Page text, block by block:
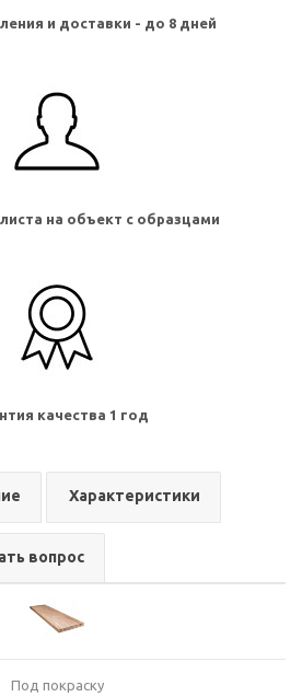
и доставки - до 8 дней
на объект с образцами
качества 1 год
Характеристики
вопрос
Под покраску